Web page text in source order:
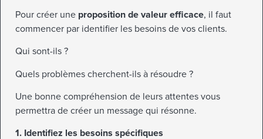
Pour créer une proposition de valeur efficace, il faut
commencer par identifier les besoins de vos clients.
Qui sont-ils ?
Quels problèmes cherchent-ils à résoudre ?
Une bonne compréhension de leurs attentes vous
permettra de créer un message qui résonne.
1. Identifiez les besoins spécifiques